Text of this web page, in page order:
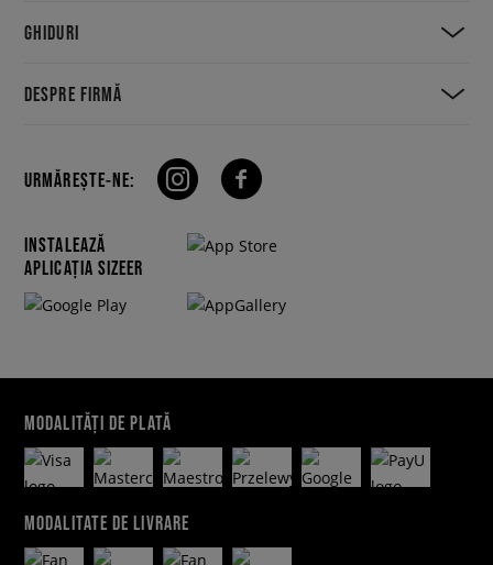
GHIDURI
DESPRE FIRMĂ
URMĂREȘTE-NE:
INSTALEAZĂ
APLICAȚIA SIZEER
MODALITĂȚI DE PLATĂ
MODALITATE DE LIVRARE